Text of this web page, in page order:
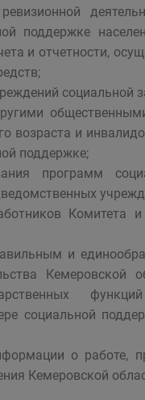
поддержке
и отчетности,
социальной
возраста и
поддержке;
программ
Комитета
и
Кемеровской
социальной
о работе,
Кемеровской